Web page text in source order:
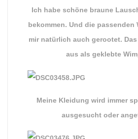
Ich habe schöne braune
bekommen. Und die passenden
mir natürlich auch gerootet.
aus als geklebte
Meine Kleidung wird immer
ausgesucht oder